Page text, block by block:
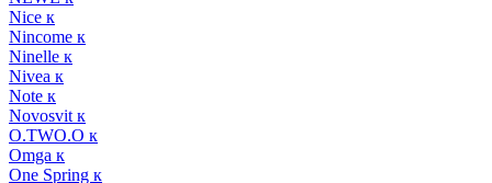
Nice к
Nincome к
Ninelle к
Nivea к
Note к
Novosvit к
O.TWO.O к
Omga к
One Spring к